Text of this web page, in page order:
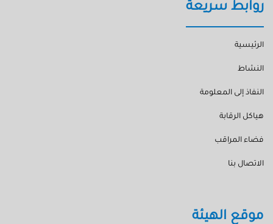
روابط سريعة
الرئيسية
النشاط
النفاذ إلى المعلومة
هياكل الرقابة
فضاء المراقب
الاتصال بنا
موقع الهيئة